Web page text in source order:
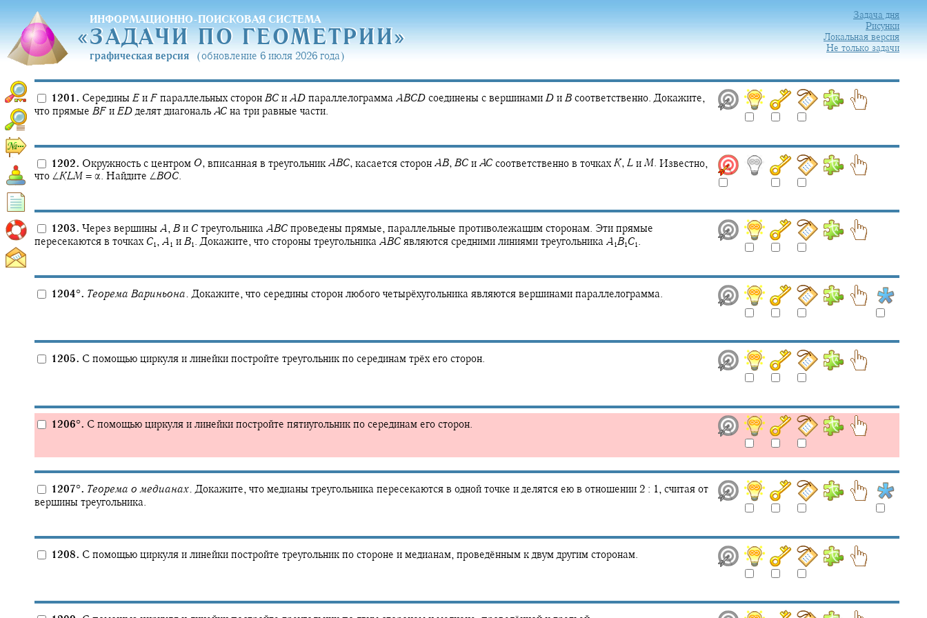
ИНФОРМАЦИОННО-ПОИСКОВАЯ СИСТЕМА
«ЗАДАЧИ ПО ГЕОМЕТРИИ»
«ЗАДАЧИ ПО ГЕОМЕТРИИ»
графическая версия (обновление 6 июля 2026 года)
Задача дня
Рисунки
Локальная версия
Не только задачи
1201. Середины E и F параллельных сторон BC и AD параллелограмма ABCD соединены с вершинами D и B соответственно. Докажите,
что прямые BF и EDделят диагональ AC на три равные части.
1202. Окружность с центром O, вписанная в треугольник ABC, касается сторон AB, BC и AC соответственно в точках K, L и M. Известно,
что ∠KLM = α. Найдите ∠BOC.
1203. Через вершины A, B и C треугольника ABC проведены прямые, параллельные противолежащим сторонам. Эти прямые
пересекаются в точках C1 , A 1 и B1 . Докажите, что стороны треугольника ABC являются средними линиями треугольника A 1B1 C1 .
1204°. Теорема Вариньона. Докажите, что середины сторон любого четырёхугольника являются вершинами параллелограмма.
1205. С помощью циркуля и линейки постройте треугольник по серединам трёх его сторон.
1206°. С помощью циркуля и линейки постройте пятиугольник по серединам его сторон.
1207°. Теорема о медианах. Докажите, что медианы треугольника пересекаются в одной точке и делятся ею в отношении 2 : 1, считая от
вершины треугольника.
1208. С помощью циркуля и линейки постройте треугольник по стороне и медианам, проведённым к двум другим сторонам.